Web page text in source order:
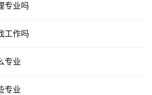
专业吗
工作吗
专业
专业